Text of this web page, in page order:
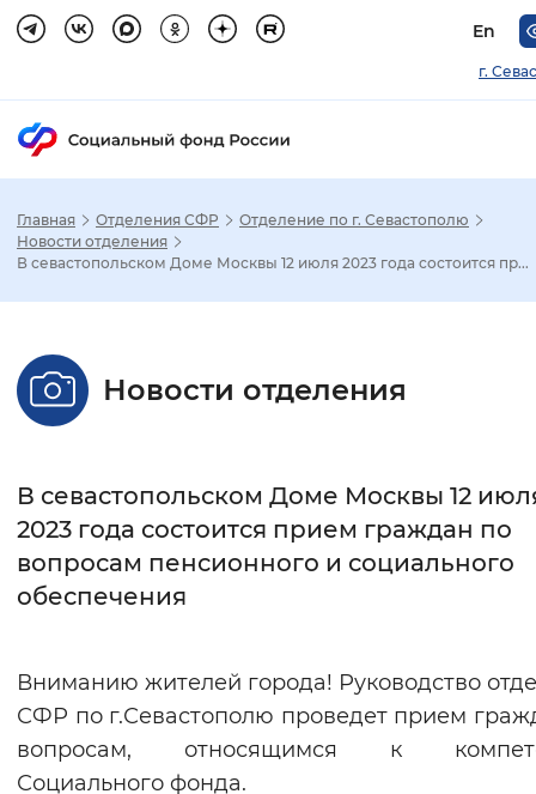
En
г.
Настройка режима отображения
Стандартный Увеличенный
Интервал между буквами
Цвет сайта
Главная Отделения СФР
Отделение по г. Севастополю
Новости отделения
В севастопольском Доме Москвы 12 июля 2023 года состоится пр...
Новости отделения
В севастопольском Доме Москвы 12
2023 года состоится прием граждан по
вопросам пенсионного и социального
обеспечения
Вниманию жителей города! Руководство
СФР по г.Севастополю проведет прием
вопросам, относящимся к
Социального фонда.